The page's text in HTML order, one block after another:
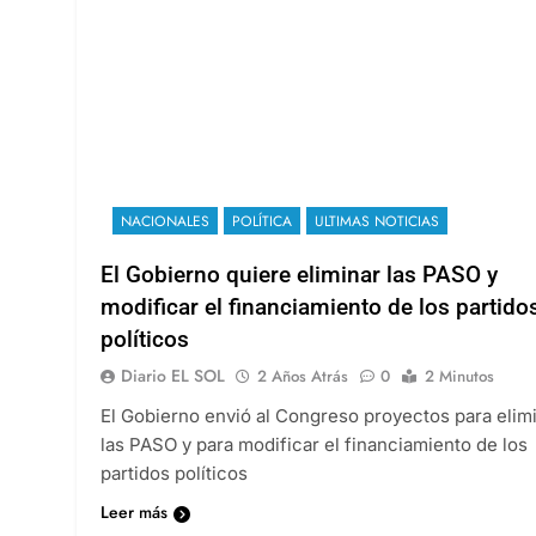
NACIONALES POLÍTICA ULTIMAS NOTICIAS
El Gobierno quiere eliminar las PASO y
modificar el financiamiento de los
políticos
Diario EL SOL 2 Años Atrás 0
2 Minutos
El Gobierno envió al Congreso proyectos para
las PASO y para modificar el financiamiento de los
partidos políticos
Leer más